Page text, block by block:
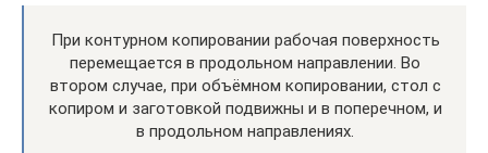
При контурном копировании рабочая поверхность
перемещается в продольном направлении. Во
втором случае, при объёмном копировании, стол с
копиром и заготовкой подвижны и в поперечном, и
в продольном направлениях.